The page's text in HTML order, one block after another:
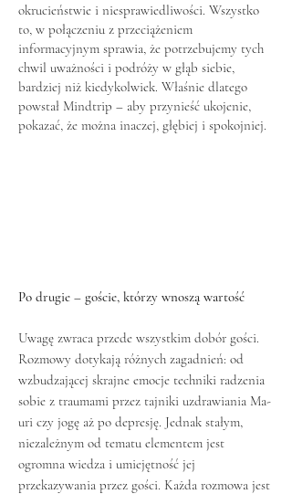
okrucieństwie i niesprawiedliwości. Wszystko
to, w połączeniu z przeciążeniem
informacyjnym sprawia, że potrzebujemy tych
chwil uważności i podróży w głąb siebie,
bardziej niż kiedykolwiek. Właśnie dlatego
powstał Mindtrip – aby przynieść ukojenie,
pokazać, że można inaczej, głębiej i spokojniej.
Po drugie – goście, którzy wnoszą wartość
Uwagę zwraca przede wszystkim dobór gości.
Rozmowy dotykają różnych zagadnień: od
wzbudzającej skrajne emocje techniki radzenia
sobie z traumami przez tajniki uzdrawiania Ma-
uri czy jogę aż po depresję. Jednak stałym,
niezależnym od tematu elementem jest
ogromna wiedza i umiejętność jej
przekazywania przez gości. Każda rozmowa jest